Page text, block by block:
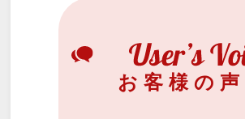
お客様の声